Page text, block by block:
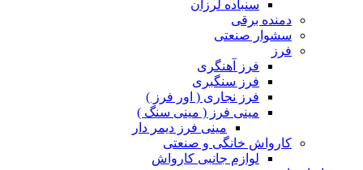
سنباده لرزان
دمنده برقی
سشوار صنعتی
فرز
فرز آهنگری
فرز سنگبری
فرز نجاری ( اور فرز )
مینی فرز ( مینی سنگ )
مینی فرز دیمر دار
کارواش خانگی و صنعتی
لوازم جانبی کارواش